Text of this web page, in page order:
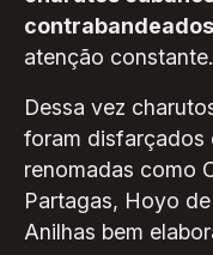
contrabandeados
atenção constante.
Dessa vez
foram disfarçados
renomadas como
Partagas, Hoyo
Anilhas bem